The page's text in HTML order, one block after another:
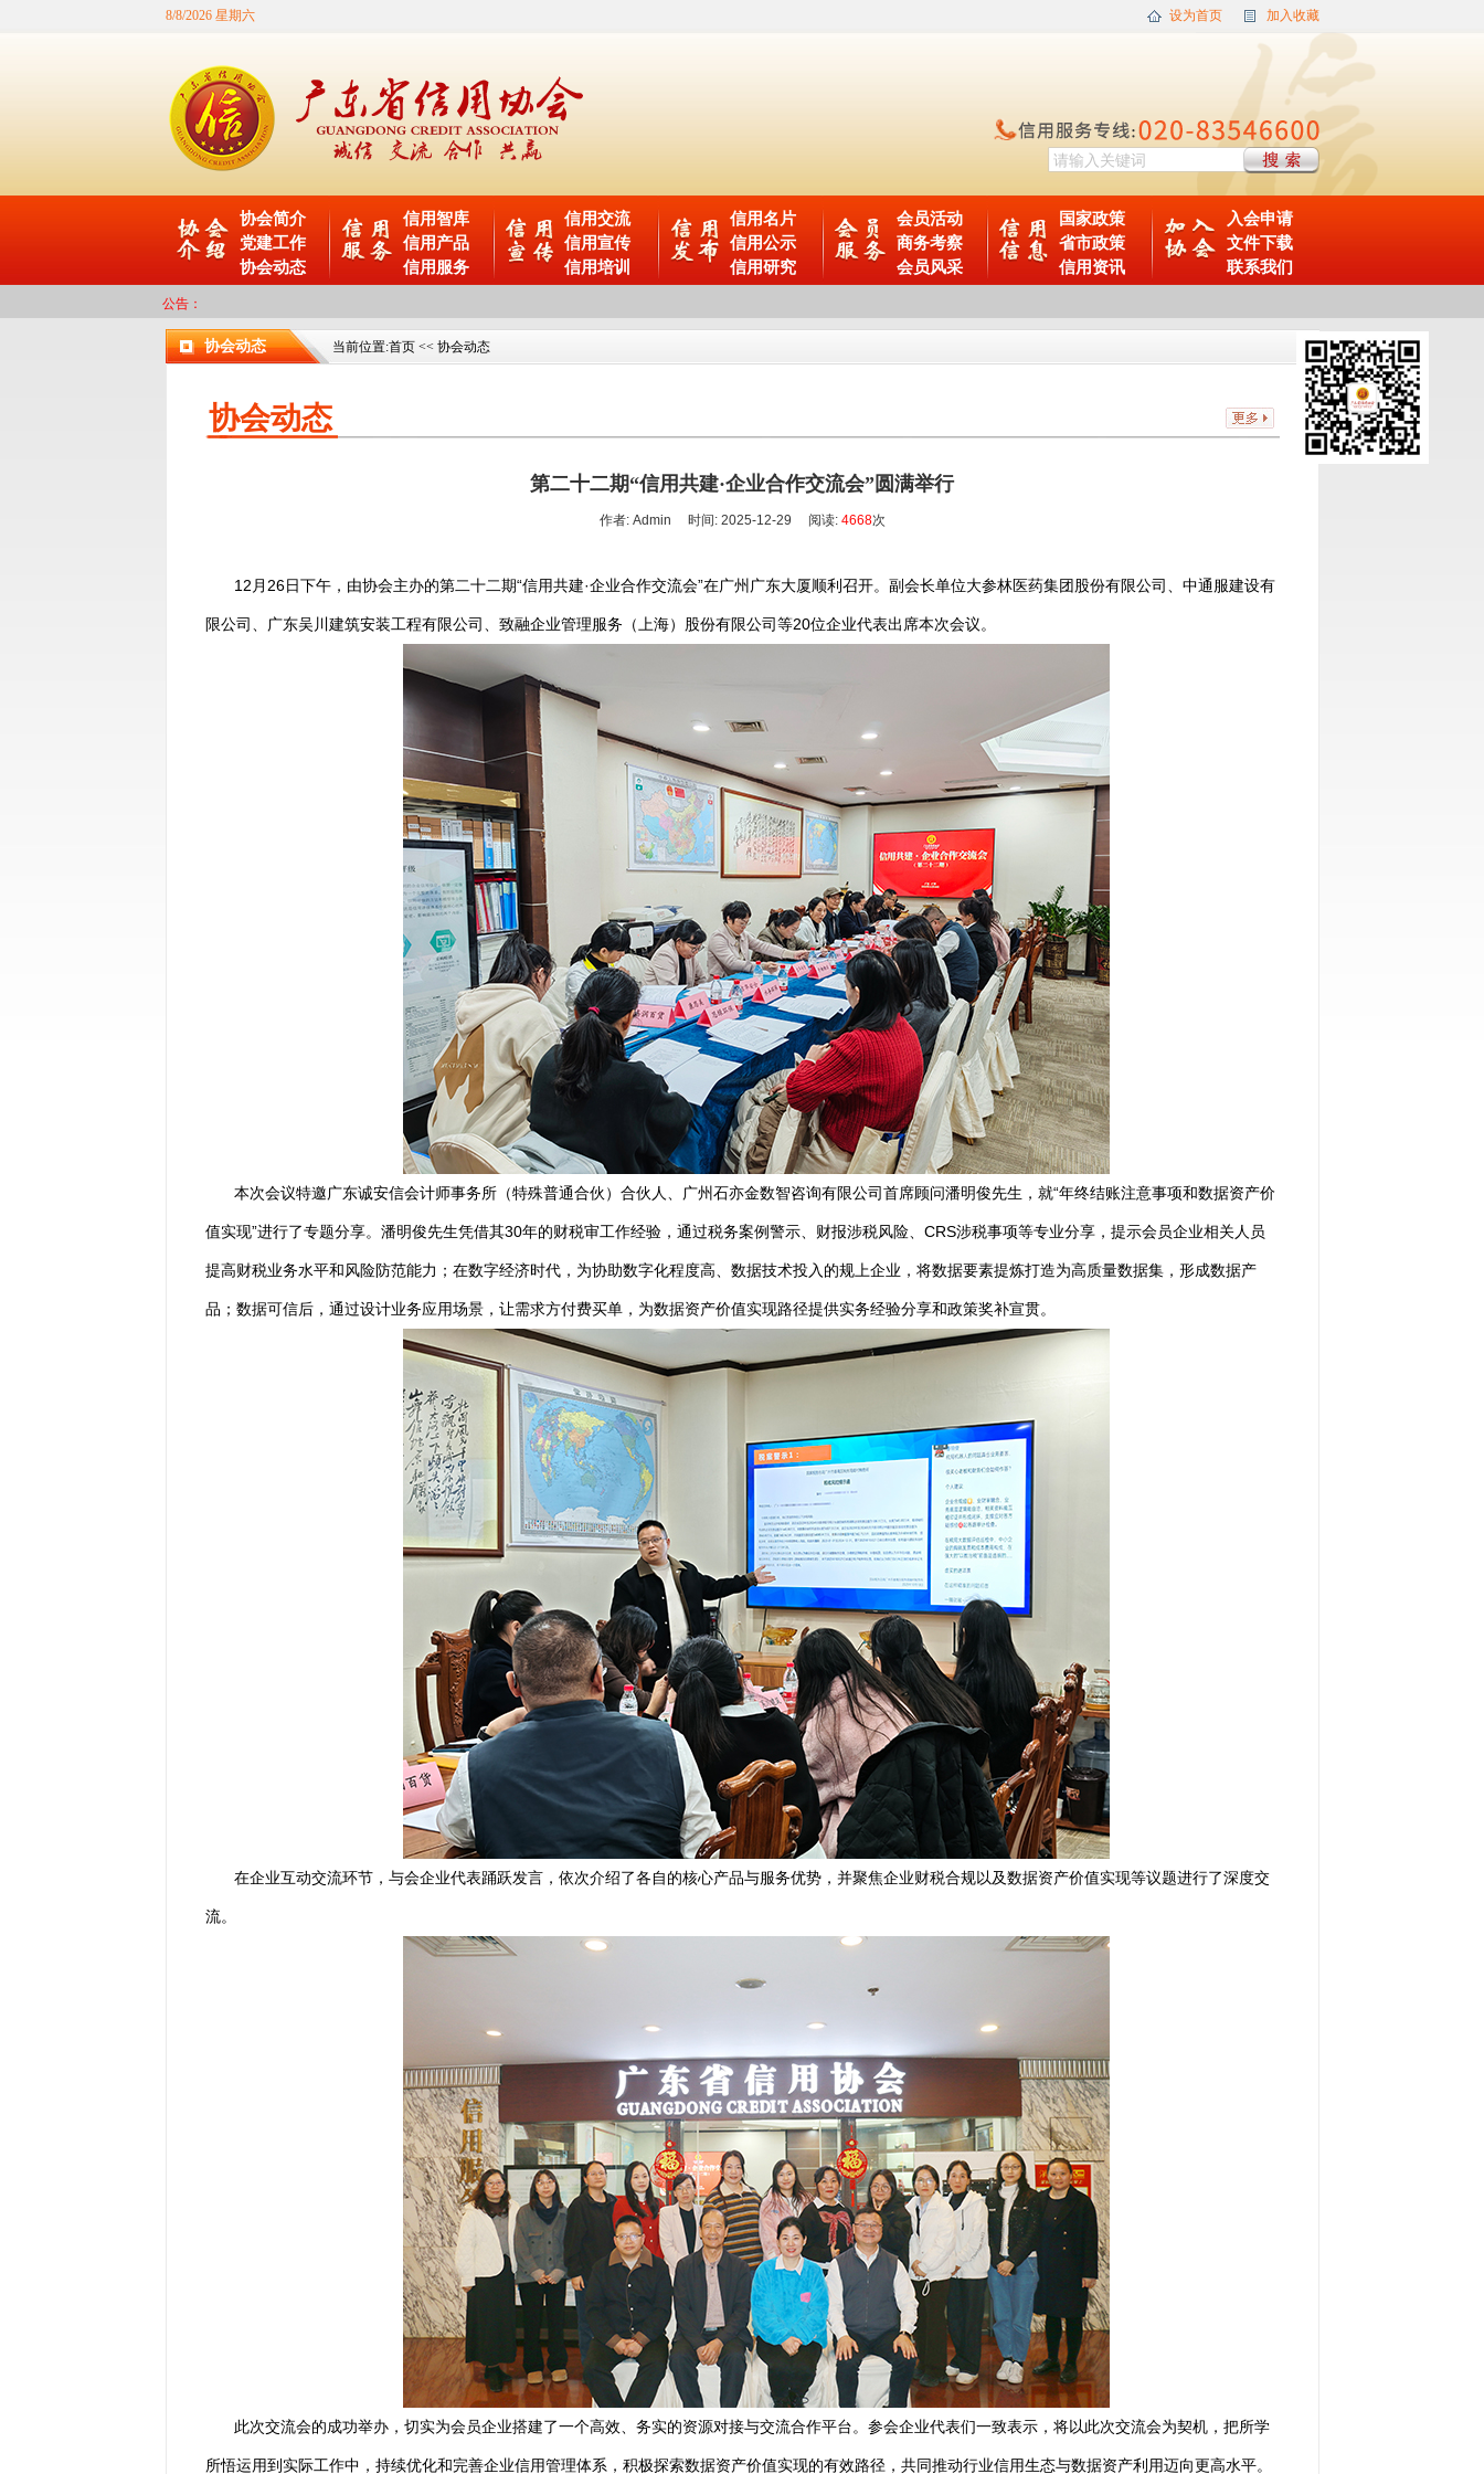
8/8/2026 星期六 设为首页 加入收藏
协会简介
党建工作
协会动态
信用智库
信用产品
信用服务
信用交流
信用宣传
信用培训
信用名片
信用公示
信用研究
会员活动
商务考察
会员风采
国家政策
省市政策
信用资讯
入会申请
文件下载
联系我们
公告：
协会动态 当前位置:首页<< 协会动态
协会动态
第二十二期“信用共建·企业合作交流会”圆满举行
作者: Admin 时间: 2025-12-29 阅读: 4668次
12月26日下午，由协会主办的第二十二期“信用共建·企业合作交流会”在广州广东大厦顺利召开。副会长单位大参林医药集团股份有限公司、中通服建设有
限公司、广东吴川建筑安装工程有限公司、致融企业管理服务（上海）股份有限公司等20位企业代表出席本次会议。
本次会议特邀广东诚安信会计师事务所（特殊普通合伙）合伙人、广州石亦金数智咨询有限公司首席顾问潘明俊先生，就“年终结账注意事项和数据资产价
值实现”进行了专题分享。潘明俊先生凭借其30年的财税审工作经验，通过税务案例警示、财报涉税风险、CRS涉税事项等专业分享，提示会员企业相关人员
提高财税业务水平和风险防范能力；在数字经济时代，为协助数字化程度高、数据技术投入的规上企业，将数据要素提炼打造为高质量数据集，形成数据产
品；数据可信后，通过设计业务应用场景，让需求方付费买单，为数据资产价值实现路径提供实务经验分享和政策奖补宣贯。
在企业互动交流环节，与会企业代表踊跃发言，依次介绍了各自的核心产品与服务优势，并聚焦企业财税合规以及数据资产价值实现等议题进行了深度交
流。
此次交流会的成功举办，切实为会员企业搭建了一个高效、务实的资源对接与交流合作平台。参会企业代表们一致表示，将以此次交流会为契机，把所学
所悟运用到实际工作中，持续优化和完善企业信用管理体系，积极探索数据资产价值实现的有效路径，共同推动行业信用生态与数据资产利用迈向更高水平。